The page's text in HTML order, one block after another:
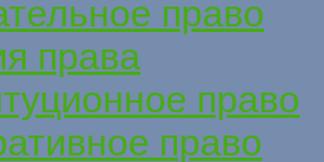
право
права
право
право